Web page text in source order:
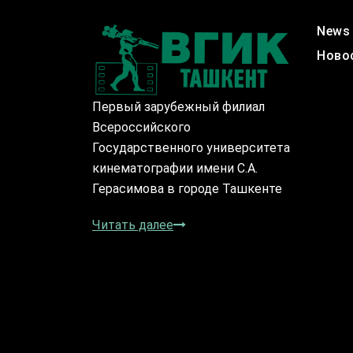
Первый зарубежный филиал
Всероссийского
Государственного университета
кинематографии имени С.А.
Герасимова в городе Ташкенте
Читать далее
News